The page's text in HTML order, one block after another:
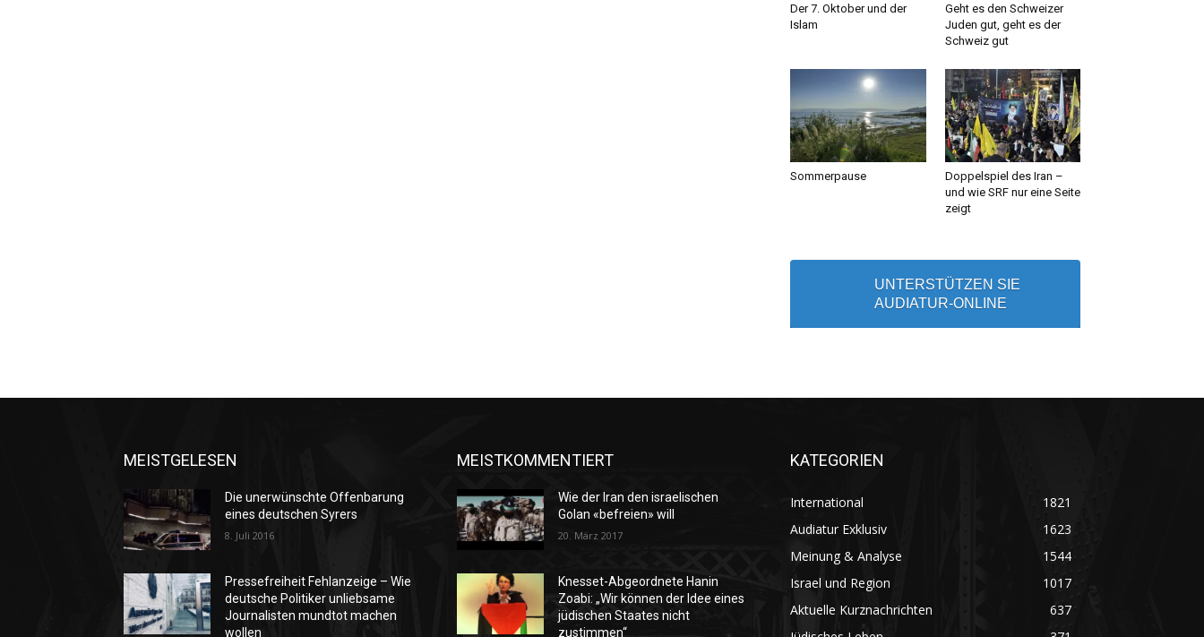
Der 7. Oktober und der
Islam
Geht es den Schweizer
Juden gut, geht es der
Schweiz gut
Sommerpause
Doppelspiel des Iran –
und wie SRF nur eine Seite
zeigt
UNTERSTÜTZEN SIE
AUDIATUR-ONLINE
MEISTGELESEN
Die unerwünschte Offenbarung
eines deutschen Syrers
8. Juli 2016
Pressefreiheit Fehlanzeige – Wie
deutsche Politiker unliebsame
Journalisten mundtot machen
wollen
MEISTKOMMENTIERT
Wie der Iran den israelischen
Golan «befreien» will
20. März 2017
Knesset-Abgeordnete Hanin
Zoabi: „Wir können der Idee eines
jüdischen Staates nicht
zustimmen“
KATEGORIEN
International
1821
Audiatur Exklusiv
1623
Meinung & Analyse
1544
Israel und Region
1017
Aktuelle Kurznachrichten
637